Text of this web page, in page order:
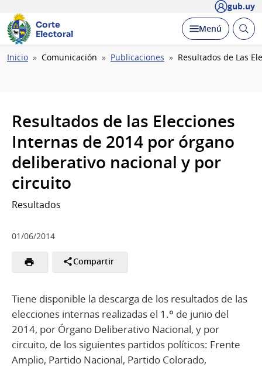
gub.uy
Corte
Electoral
Desplegar
Menú Abrir
Ruta
Inicio Comunicación Publicaciones Resultados de Las
Resultados de las Elecciones
Internas de 2014 por órgano
deliberativo nacional y por
circuito
Resultados
01/06/2014
Compartir
Tiene disponible la descarga de los resultados de las
elecciones internas realizadas el 1.º de junio del
2014, por Órgano Deliberativo Nacional, y por
circuito, de los siguientes partidos políticos: Frente
Amplio, Partido Nacional, Partido Colorado,